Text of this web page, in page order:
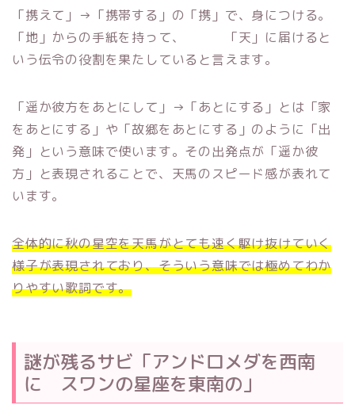
「携えて」→「携帯する」の「携」で、身につける。
「地」からの手紙を持って、 「天」に届けると
いう伝令の役割を果たしていると言えます。
「遥か彼方をあとにして」→「あとにする」とは「家
をあとにする」や「故郷をあとにする」のように「出
発」という意味で使います。その出発点が「遥か彼
方」と表現されることで、天馬のスピード感が表れて
います。
全体的に秋の星空を天馬がとても速く駆け抜けていく
様子が表現されており、そういう意味では極めてわか
りやすい歌詞です。
謎が残るサビ「アンドロメダを西南
に スワンの星座を東南の」